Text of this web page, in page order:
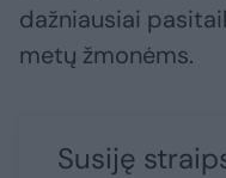
dažniausiai
metų žmonėms.
Susiję